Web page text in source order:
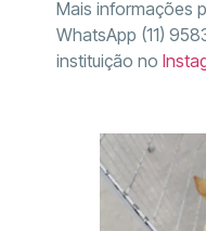
Mais informações
WhatsApp (11)
instituição no